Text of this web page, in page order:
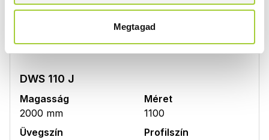
Megtagad
Termékkód
Bruttó ár
315 000 Ft
DWS 110 J
Magasság
2000 mm
Méret
1100
Üvegszín
Profilszín